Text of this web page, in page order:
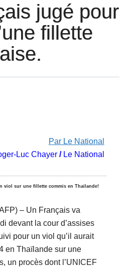
jugé pour
fillette
Par Le National
Luc Chayer/Le National
viol sur une fillette commis en Thailande!
– Un Français va
devant la cour d’assises
pour un viol qu’il aurait
en Thaïlande sur une
un procès dont l’UNICEF